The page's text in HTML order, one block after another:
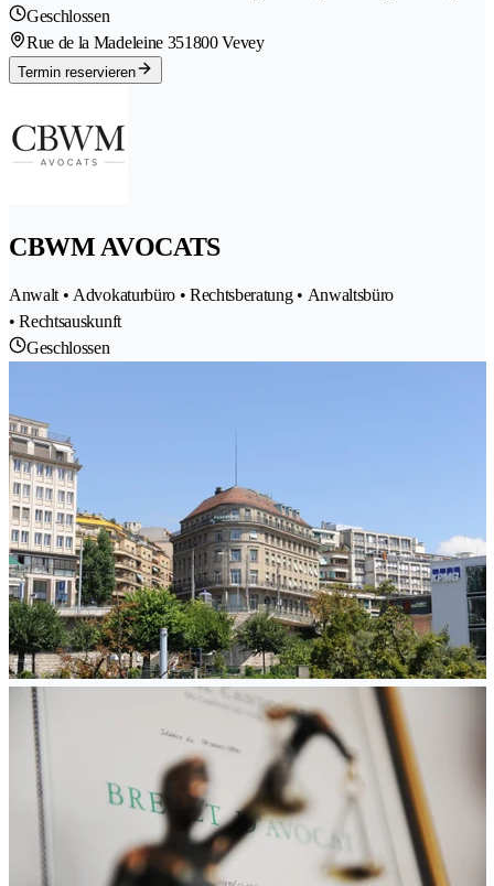
Geschlossen
Rue de la Madeleine 351800 Vevey
Termin reservieren
CBWM AVOCATS
Anwalt • Advokaturbüro • Rechtsberatung • Anwaltsbüro
• Rechtsauskunft
Geschlossen